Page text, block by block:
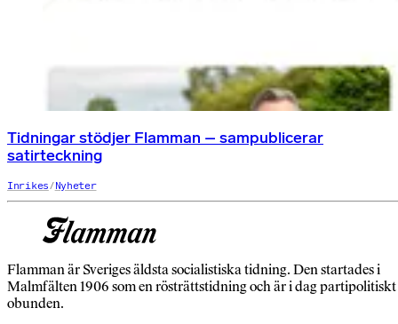
Tidningar stödjer Flamman – sampublicerar
satirteckning
Inrikes/Nyheter
Flamman är Sveriges äldsta socialistiska tidning. Den startades i
Malmfälten 1906 som en rösträttstidning och är i dag partipolitiskt
obunden.